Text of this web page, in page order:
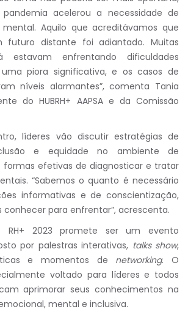
acelerou a necessidade de
Aquilo que acreditávamos que
futuro distante foi adiantado. Muitas
estavam enfrentando dificuldades
piora significativa, e os casos de
níveis alarmantes”, comenta Tania
do HUBRH+ AAPSA e da Comissão
líderes vão discutir estratégias de
e equidade no ambiente de
formas efetivas de diagnosticar e tratar
“Sabemos o quanto é necessário
informativas e de conscientização,
conhecer para enfrentar”, acrescenta.
RH+ 2023 promete ser um evento
por palestras interativas, talks show,
e momentos de networking. O
voltado para líderes e todos
aprimorar seus conhecimentos na
mental e inclusiva.